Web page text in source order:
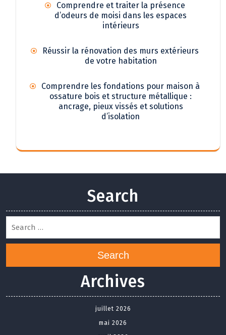
Comprendre et traiter la présence
d’odeurs de moisi dans les espaces
intérieurs
Réussir la rénovation des murs extérieurs
de votre habitation
Comprendre les fondations pour maison à
ossature bois et structure métallique :
ancrage, pieux vissés et solutions
d’isolation
Search
Search
Archives
juillet 2026
mai 2026